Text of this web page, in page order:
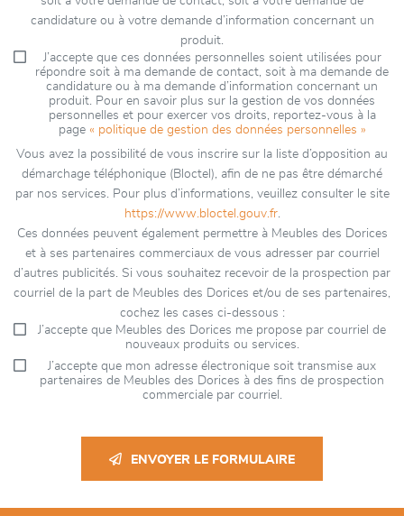
candidature ou à votre demande d’information concernant un
produit.
J’accepte que ces données personnelles soient utilisées pour
répondre soit à ma demande de contact, soit à ma demande de
candidature ou à ma demande d’information concernant un
produit. Pour en savoir plus sur la gestion de vos données
personnelles et pour exercer vos droits, reportez-vous à la
page « politique de gestion des données personnelles »
Vous avez la possibilité de vous inscrire sur la liste d’opposition au
démarchage téléphonique (Bloctel), afin de ne pas être démarché
par nos services. Pour plus d’informations, veuillez consulter le site
https://www.bloctel.gouv.fr.
Ces données peuvent également permettre à Meubles des Dorices
et à ses partenaires commerciaux de vous adresser par courriel
d’autres publicités. Si vous souhaitez recevoir de la prospection par
courriel de la part de Meubles des Dorices et/ou de ses partenaires,
cochez les cases ci-dessous :
J’accepte que Meubles des Dorices me propose par courriel de
nouveaux produits ou services.
J’accepte que mon adresse électronique soit transmise aux
partenaires de Meubles des Dorices à des fins de prospection
commerciale par courriel.
ENVOYER LE FORMULAIRE